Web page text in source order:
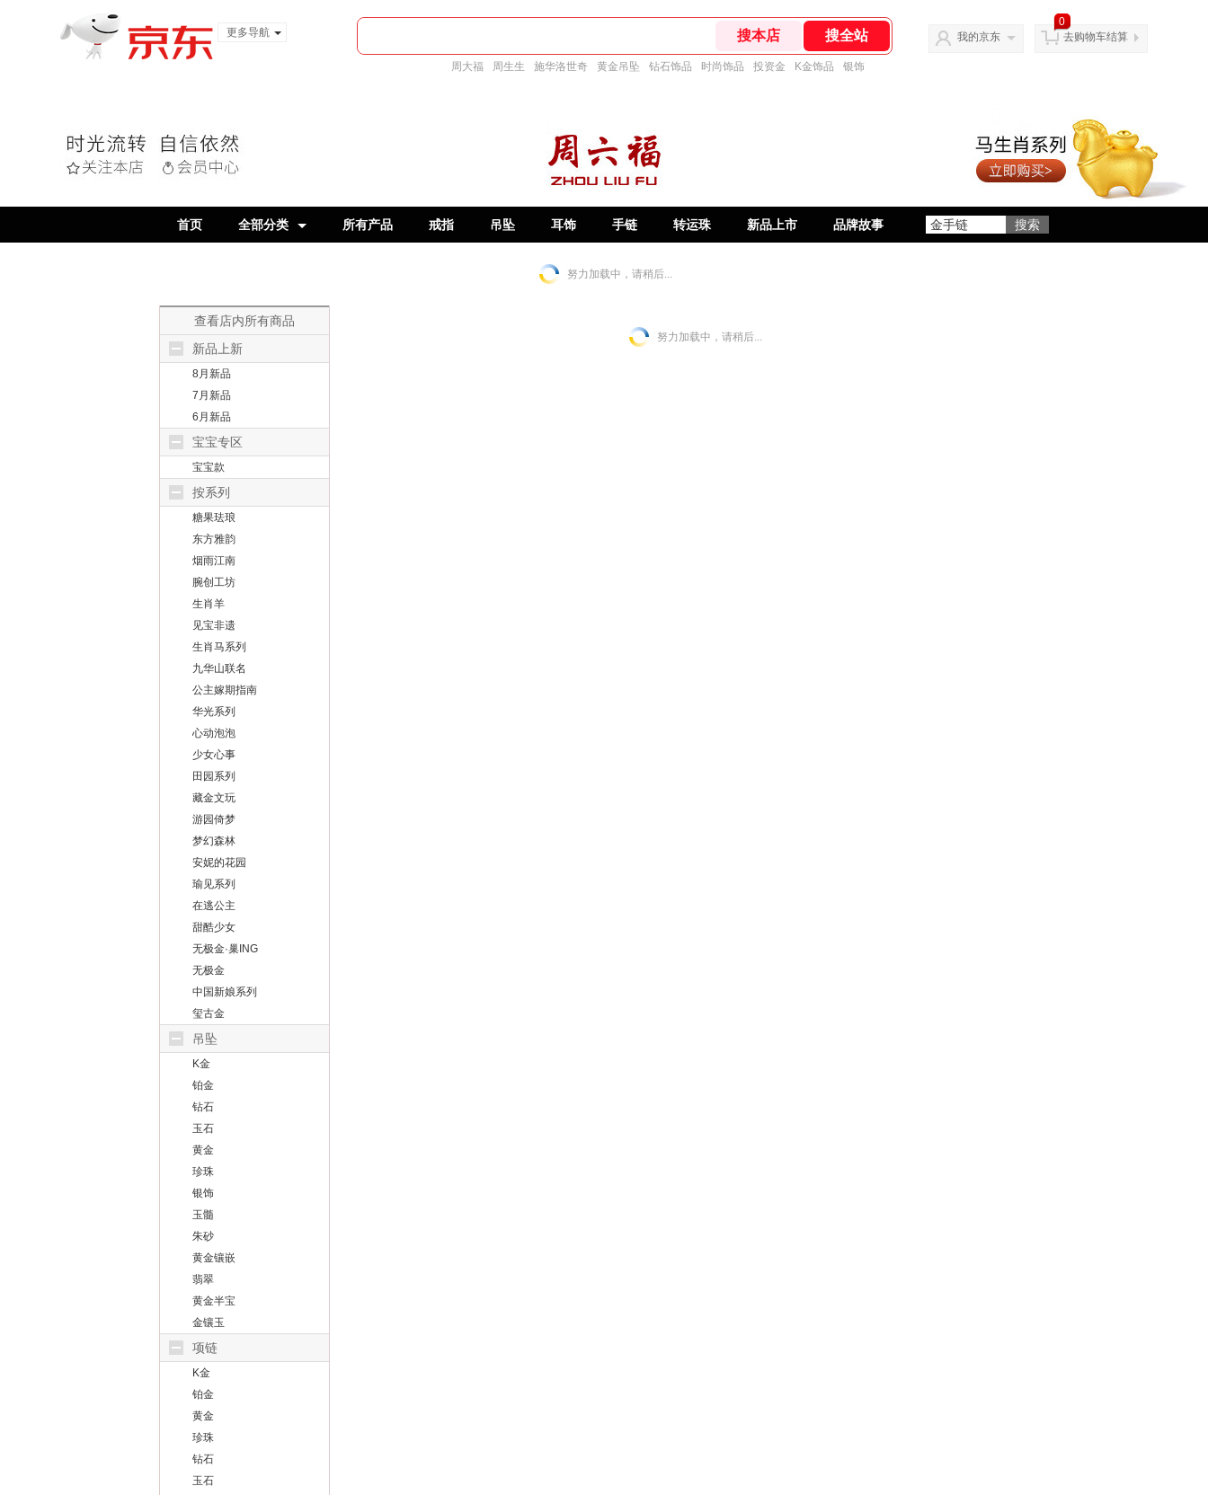
更多导航
周大福 周生生 施华洛世奇 黄金吊坠 钻石饰品 时尚饰品 投资金 K金饰品 银饰
我的京东
0
去购物车结算
首页 全部分类 所有产品 戒指 吊坠 耳饰 手链 转运珠 新品上市 品牌故事
努力加载中，请稍后...
查看店内所有商品
新品上新
8月新品
7月新品
6月新品
宝宝专区
宝宝款
按系列
糖果珐琅
东方雅韵
烟雨江南
腕创工坊
生肖羊
见宝非遗
生肖马系列
九华山联名
公主嫁期指南
华光系列
心动泡泡
少女心事
田园系列
藏金文玩
游园倚梦
梦幻森林
安妮的花园
瑜见系列
在逃公主
甜酷少女
无极金·巢ING
无极金
中国新娘系列
玺古金
吊坠
K金
铂金
钻石
玉石
黄金
珍珠
银饰
玉髓
朱砂
黄金镶嵌
翡翠
黄金半宝
金镶玉
项链
K金
铂金
黄金
珍珠
钻石
玉石
努力加载中，请稍后...